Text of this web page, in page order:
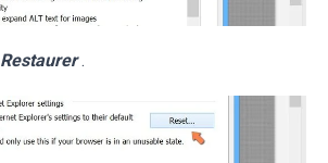
Restaurer .